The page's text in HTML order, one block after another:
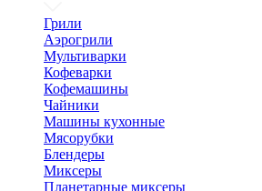
Грили
Аэрогрили
Мультиварки
Кофеварки
Кофемашины
Чайники
Машины кухонные
Мясорубки
Блендеры
Миксеры
Планетарные миксеры